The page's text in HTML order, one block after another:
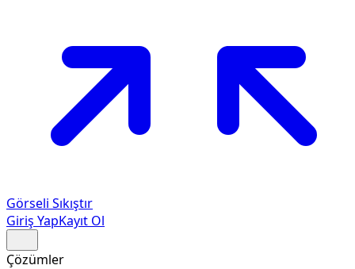
Görseli Sıkıştır
Giriş YapKayıt Ol
Çözümler